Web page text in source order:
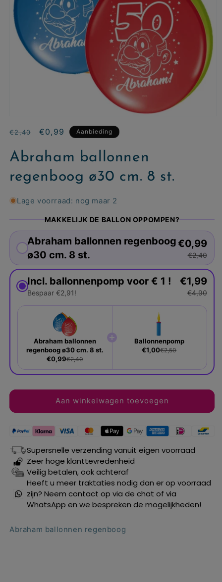
Normale
€2,40 Aanbiedingsprijs
€0,99 Aanbieding
Abraham ballonnen
regenboog ø30 cm. 8 st.
Lage voorraad: nog maar 2
MAKKELIJK DE BALLON OPPOMPEN?
Abraham ballonnen regenboog
ø30 cm. 8 st.
€0,99
€2,40
Incl. ballonnenpomp voor € 1 !
Bespaar €2,91!
€1,99
€4,90
Abraham ballonnen
regenboog ø30 cm. 8 st.
€0,99€2,40
Ballonnenpomp
€1,00€2,50
Aan winkelwagen toevoegen
Supersnelle verzending vanuit eigen voorraad
Zeer hoge klanttevredenheid
Veilig betalen, ook achteraf
Heeft u meer traktaties nodig dan er op voorraad
zijn? Neem contact op via de chat of via
WhatsApp en we bespreken de mogelijkheden!
Abraham ballonnen regenboog